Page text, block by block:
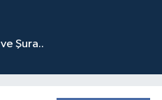
Şura..